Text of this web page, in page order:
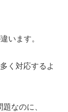
います。
く対応するよ
なのに、